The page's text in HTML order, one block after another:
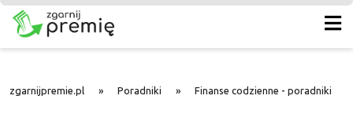
zgarnijpremie.pl » Poradniki » Finanse codzienne - poradniki